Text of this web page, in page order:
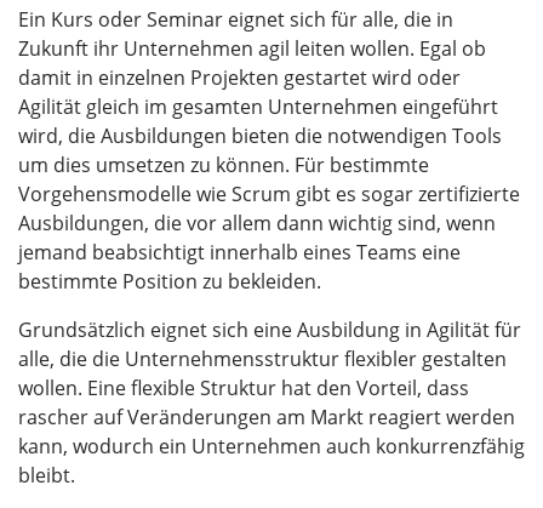
Ein Kurs oder Seminar eignet sich für alle, die in
Zukunft ihr Unternehmen agil leiten wollen. Egal ob
damit in einzelnen Projekten gestartet wird oder
Agilität gleich im gesamten Unternehmen eingeführt
wird, die Ausbildungen bieten die notwendigen Tools
um dies umsetzen zu können. Für bestimmte
Vorgehensmodelle wie Scrum gibt es sogar zertifizierte
Ausbildungen, die vor allem dann wichtig sind, wenn
jemand beabsichtigt innerhalb eines Teams eine
bestimmte Position zu bekleiden.
Grundsätzlich eignet sich eine Ausbildung in Agilität für
alle, die die Unternehmensstruktur flexibler gestalten
wollen. Eine flexible Struktur hat den Vorteil, dass
rascher auf Veränderungen am Markt reagiert werden
kann, wodurch ein Unternehmen auch konkurrenzfähig
bleibt.